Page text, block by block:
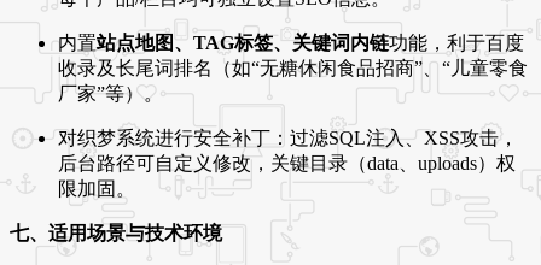
内置站点地图、TAG标签、关键词内链功能，利于百度
收录及长尾词排名（如“无糖休闲食品招商”、“儿童零食
厂家”等）。
对织梦系统进行安全补丁：过滤SQL注入、XSS攻击，
后台路径可自定义修改，关键目录（data、uploads）权
限加固。
七、适用场景与技术环境